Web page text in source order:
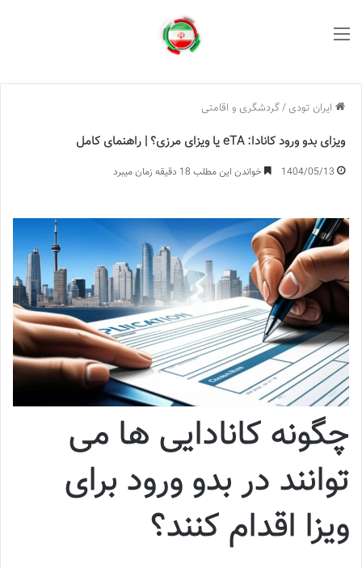
ایران تودی /گردشگری و اقامتی
ویزای بدو ورود کانادا: eTA یا ویزای مرزی؟ | راهنمای کامل
1404/05/13 خواندن این مطلب 18 دقیقه زمان میبرد
چگونه کانادایی ها می
توانند در بدو ورود برای
ویزا اقدام کنند؟